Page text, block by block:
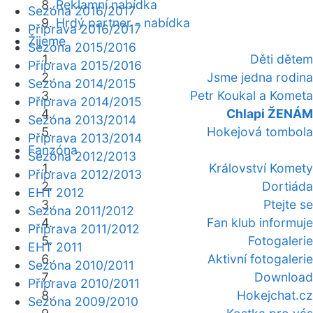
Reklamní nabídka
Hrdý partner - nabídka
Žijeme
Děti dětem
Jsme jedna rodina
Petr Koukal a Kometa
Chlapi ŽENÁM
Hokejová tombola
Fanzóna
Království Komety
Dortiáda
Ptejte se
Fan klub informuje
Fotogalerie
Aktivní fotogalerie
Download
Hokejchat.cz
Sezóna 2016/2017
Příprava 2016/2017
Sezóna 2015/2016
Příprava 2015/2016
Sezóna 2014/2015
Příprava 2014/2015
Sezóna 2013/2014
Příprava 2013/2014
Sezóna 2012/2013
Příprava 2012/2013
EHT 2012
Sezóna 2011/2012
Příprava 2011/2012
EHT 2011
Sezóna 2010/2011
Příprava 2010/2011
Sezóna 2009/2010